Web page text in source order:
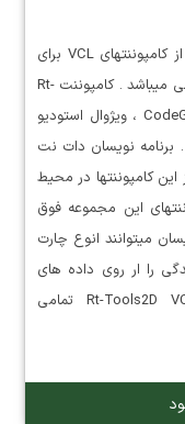
Rt-Tools2D VCL یک مجموعه قدرتمند از کامپوننتهای VCL برای
تولید چارتها از روی داده های مالی و علمی میباشد . کامپوننت Rt-
Tools2D VCL در دلفی ، بورلند و CodeGrear ، ویژوال استودیو
برنامه نویسان دات نت
کامپوننتها در محیط
این مجموعه فوق
میتوانند انوع چارت
را ار روی داده های
آماری تولید کنند . در مجموعه Rt-Tools2D VCL تمامی